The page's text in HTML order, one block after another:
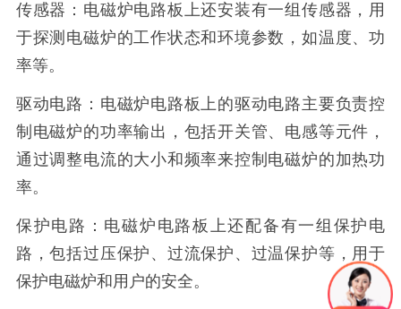
传感器：电磁炉电路板上还安装有一组传感器，用
于探测电磁炉的工作状态和环境参数，如温度、功
率等。
驱动电路：电磁炉电路板上的驱动电路主要负责控
制电磁炉的功率输出，包括开关管、电感等元件，
通过调整电流的大小和频率来控制电磁炉的加热功
率。
保护电路：电磁炉电路板上还配备有一组保护电
路，包括过压保护、过流保护、过温保护等，用于
保护电磁炉和用户的安全。